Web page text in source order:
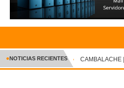
INICIO
CRÓNICA
●NOTICIAS RECIENTES CAMBALACHE |